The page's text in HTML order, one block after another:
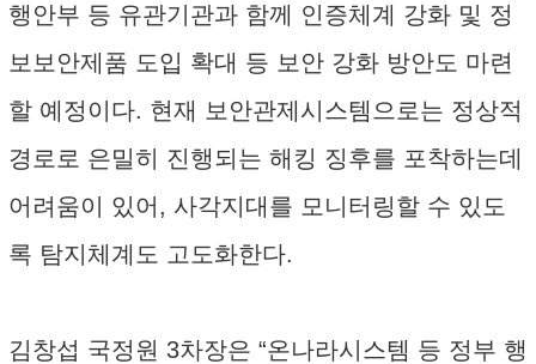
행안부 등 유관기관과 함께 인증체계 강화 및 정
보보안제품 도입 확대 등 보안 강화 방안도 마련
할 예정이다. 현재 보안관제시스템으로는 정상적
경로로 은밀히 진행되는 해킹 징후를 포착하는데
어려움이 있어, 사각지대를 모니터링할 수 있도
록 탐지체계도 고도화한다.
김창섭 국정원 3차장은 “온나라시스템 등 정부 행